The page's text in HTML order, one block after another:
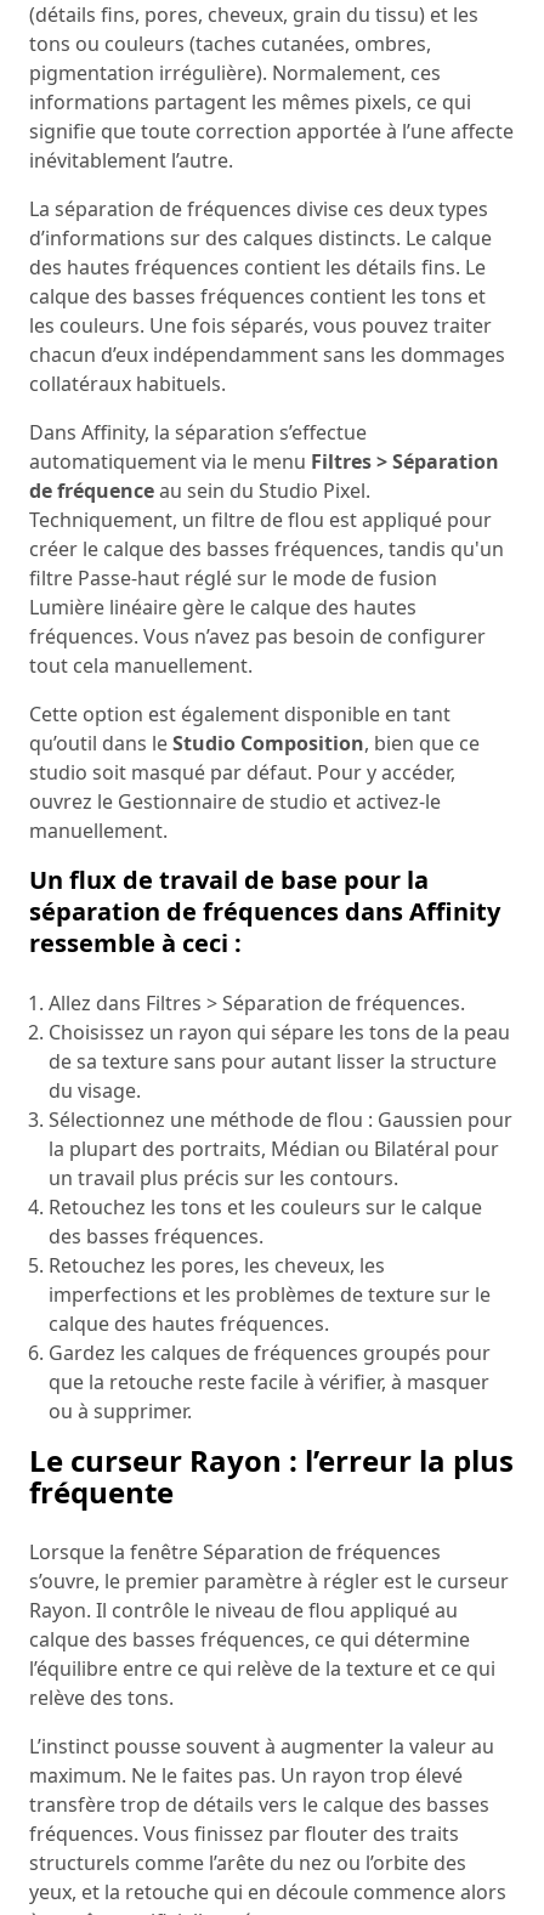
(détails fins, pores, cheveux, grain du tissu) et les
tons ou couleurs (taches cutanées, ombres,
pigmentation irrégulière). Normalement, ces
informations partagent les mêmes pixels, ce qui
signifie que toute correction apportée à l’une affecte
inévitablement l’autre.
La séparation de fréquences divise ces deux types
d’informations sur des calques distincts. Le calque
des hautes fréquences contient les détails fins. Le
calque des basses fréquences contient les tons et
les couleurs. Une fois séparés, vous pouvez traiter
chacun d’eux indépendamment sans les dommages
collatéraux habituels.
Dans Affinity, la séparation s’effectue
automatiquement via le menu Filtres > Séparation
de fréquenceau sein du Studio Pixel.
Techniquement, un filtre de flou est appliqué pour
créer le calque des basses fréquences, tandis qu'un
filtre Passe-haut réglé sur le mode de fusion
Lumière linéaire gère le calque des hautes
fréquences. Vous n’avez pas besoin de configurer
tout cela manuellement.
Cette option est également disponible en tant
qu’outil dans leStudio Composition, bien que ce
studio soit masqué par défaut. Pour y accéder,
ouvrez le Gestionnaire de studio et activez-le
manuellement.
Un flux de travail de base pour la
séparation de fréquences dans Affinity
ressemble à ceci :
Allez dans Filtres > Séparation de fréquences.
Choisissez un rayon qui sépare les tons de la peau
de sa texture sans pour autant lisser la structure
du visage.
Sélectionnez une méthode de flou : Gaussien pour
la plupart des portraits, Médian ou Bilatéral pour
un travail plus précis sur les contours.
Retouchez les tons et les couleurs sur le calque
des basses fréquences.
Retouchez les pores, les cheveux, les
imperfections et les problèmes de texture sur le
calque des hautes fréquences.
Gardez les calques de fréquences groupés pour
que la retouche reste facile à vérifier, à masquer
ou à supprimer.
Le curseur Rayon : l’erreur la plus
fréquente
Lorsque la fenêtre Séparation de fréquences
s’ouvre, le premier paramètre à régler est le curseur
Rayon. Il contrôle le niveau de flou appliqué au
calque des basses fréquences, ce qui détermine
l’équilibre entre ce qui relève de la texture et ce qui
relève des tons.
L’instinct pousse souvent à augmenter la valeur au
maximum. Ne le faites pas. Un rayon trop élevé
transfère trop de détails vers le calque des basses
fréquences. Vous finissez par flouter des traits
structurels comme l’arête du nez ou l’orbite des
yeux, et la retouche qui en découle commence alors